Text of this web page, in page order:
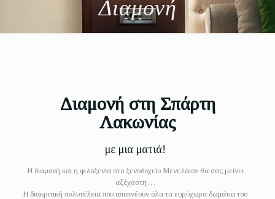
Διαμονή
Διαμονή στη Σπάρτη
Λακωνίας
με μια ματιά!
Η διαμονή και η φιλοξενία στο ξενοδοχείο Μενελάιον θα σας μείνει
αξέχαστη…
Η διακριτική πολυτέλεια που αποπνέουν όλα τα ευρύχωρα δωμάτια του